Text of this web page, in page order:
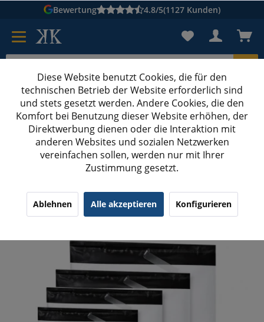
Bewertung 4.8/5(1127 Kunden)
Karton suchen
Kartons bedruckenKartons nach Maß
Folienversandtaschen
100x Folienversandtaschen 240x350 mm
Diese Website benutzt Cookies, die für den
technischen Betrieb der Website erforderlich sind
und stets gesetzt werden. Andere Cookies, die den
Komfort bei Benutzung dieser Website erhöhen, der
Direktwerbung dienen oder die Interaktion mit
anderen Websites und sozialen Netzwerken
vereinfachen sollen, werden nur mit Ihrer
Zustimmung gesetzt.
Ablehnen Alle akzeptieren Konfigurieren